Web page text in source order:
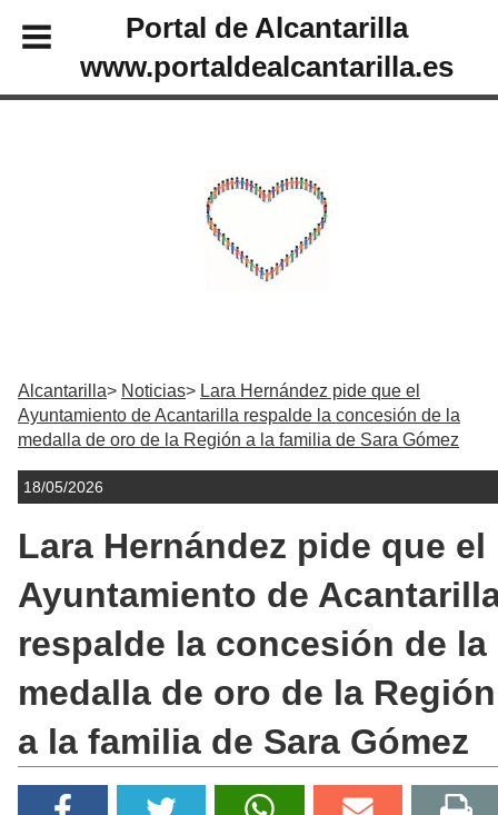
Portal de Alcantarilla
www.portaldealcantarilla.es
Alcantarilla Noticias
Lara Hernández pide que el
Ayuntamiento de Acantarilla respalde la concesión de la
medalla de oro de la Región a la familia de Sara Gómez
18/05/2026
Lara Hernández pide que el
Ayuntamiento de
respalde la concesión de la
medalla de oro de la Región
a la familia de Sara Gómez